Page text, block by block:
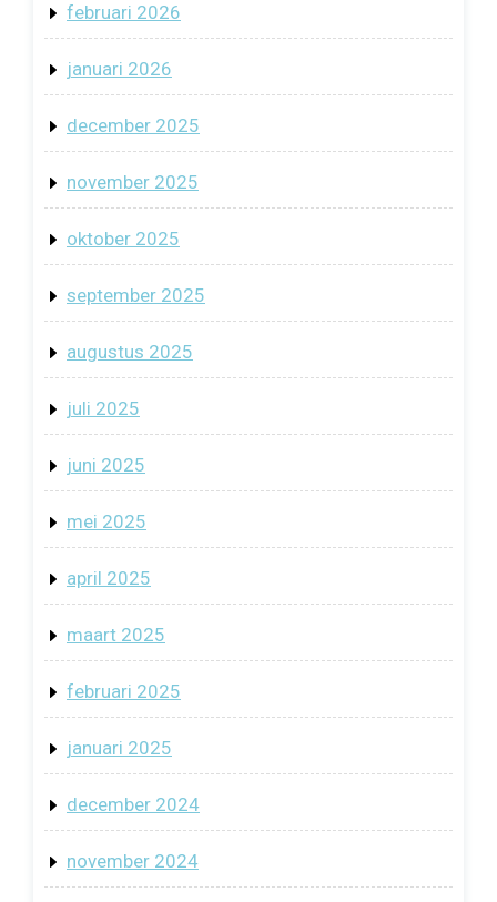
februari 2026
januari 2026
december 2025
november 2025
oktober 2025
september 2025
augustus 2025
juli 2025
juni 2025
mei 2025
april 2025
maart 2025
februari 2025
januari 2025
december 2024
november 2024